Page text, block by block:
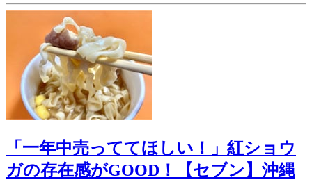
「一年中売っててほしい！」紅ショウ
ガの存在感がGOOD！【セブン】沖縄